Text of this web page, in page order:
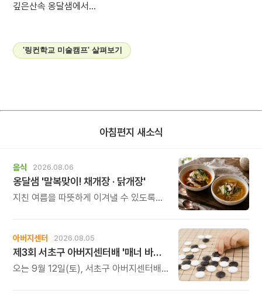
깊은산속 옹달샘에서...
'링컨학교 미술캠프' 살펴보기
아침편지 새소식
음식 2026.08.06
옹달샘 '말복맞이! 채개장 · 닭개장'
지친 여름을 따뜻하게 이겨낼 수 있도록
아버지센터 2026.08.05
제3회 서초구 아버지센터배 '매너 바둑왕' 대회
오는 9월 12일(토), 서초구 아버지센터배